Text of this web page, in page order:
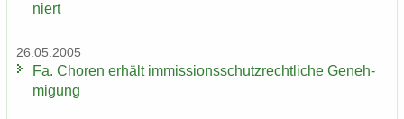
niert
26.05.2005
Fa. Cho­ren er­hält im­mis­si­ons­schutz­recht­li­che Ge­neh­
mi­gung